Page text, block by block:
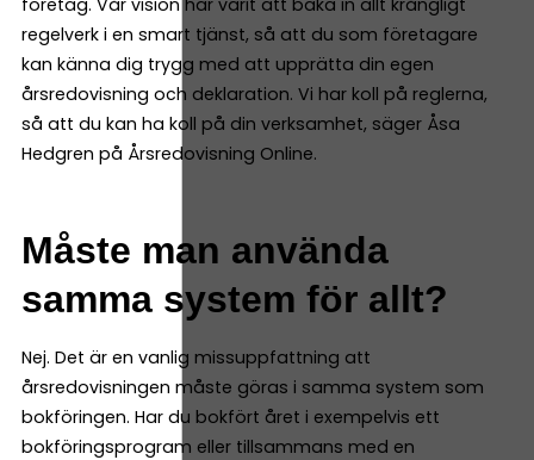
regelverk i en smart tjänst, så att du som företagare
kan känna dig trygg med att upprätta din egen
årsredovisning och deklaration. Vi har koll på reglerna,
så att du kan ha koll på din verksamhet, säger Åsa
Hedgren på Årsredovisning Online.
Måste man använda
samma system för allt?
Nej. Det är en vanlig missuppfattning att
årsredovisningen måste göras i samma system som
bokföringen. Har du bokfört året i exempelvis ett
bokföringsprogram eller tillsammans med en